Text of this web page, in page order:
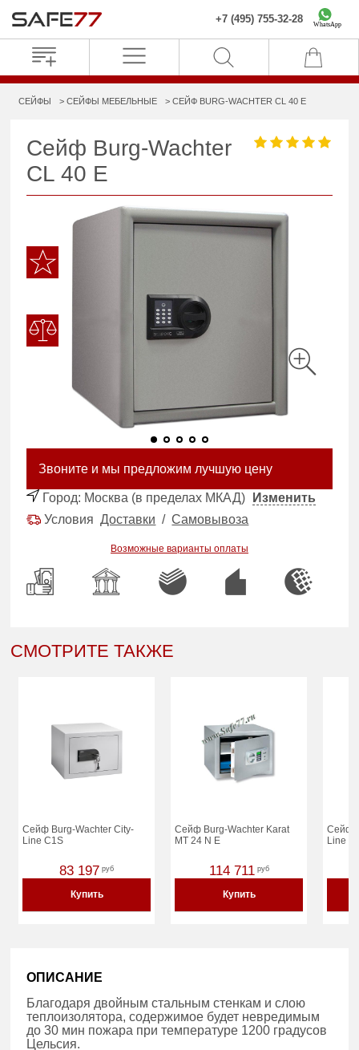
+7 (495) 755-32-28 WhatsApp
СЕЙФЫ СЕЙФЫ МЕБЕЛЬНЫЕ СЕЙФ BURG-WACHTER CL 40 E
Сейф Burg-Wachter
CL 40 E
Звоните и мы предложим лучшую цену
Город: Москва (в пределах МКАД)
Изменить
УсловияДоставки /Самовывоза
Возможные варианты оплаты
СМОТРИТЕ ТАКЖЕ
Сейф Burg-Wachter City-
Line C1S
83 197 руб
Купить
Сейф Burg-Wachter Karat
MT 24 N E
114 711 руб
Купить
Сейф
Line
ОПИСАНИЕ
Благодаря двойным стальным стенкам и слою
теплоизолятора, содержимое будет невредимым
до 30 мин пожара при температуре 1200 градусов
Цельсия.